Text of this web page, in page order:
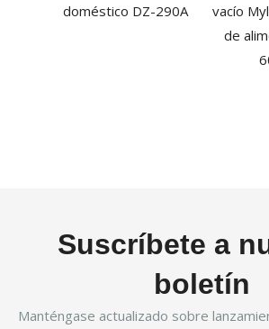
doméstico DZ-290A
vacío
de
Suscríbete a
boletín
Manténgase actualizado sobre